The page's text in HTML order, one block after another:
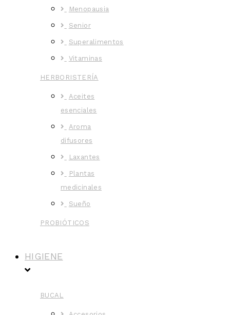
Menopausia
Senior
Superalimentos
Vitaminas
HERBORISTERÍA
Aceites
esenciales
Aroma
difusores
Laxantes
Plantas
medicinales
Sueño
PROBIÓTICOS
HIGIENE
BUCAL